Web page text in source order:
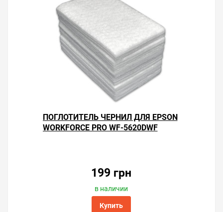
ПОГЛОТИТЕЛЬ ЧЕРНИЛ ДЛЯ EPSON
WORKFORCE PRO WF-5620DWF
199 грн
в наличии
Купить